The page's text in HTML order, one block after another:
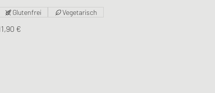
€
Glutenfrei Vegetarisch